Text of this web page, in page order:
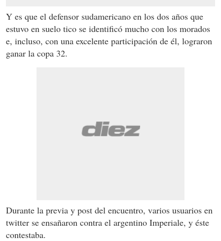
Y es que el defensor sudamericano en los dos años que
estuvo en suelo tico se identificó mucho con los morados
e, incluso, con una excelente participación de él, lograron
ganar la copa 32.
Durante la previa y post del encuentro, varios usuarios en
twitter se ensañaron contra el argentino Imperiale, y éste
contestaba.